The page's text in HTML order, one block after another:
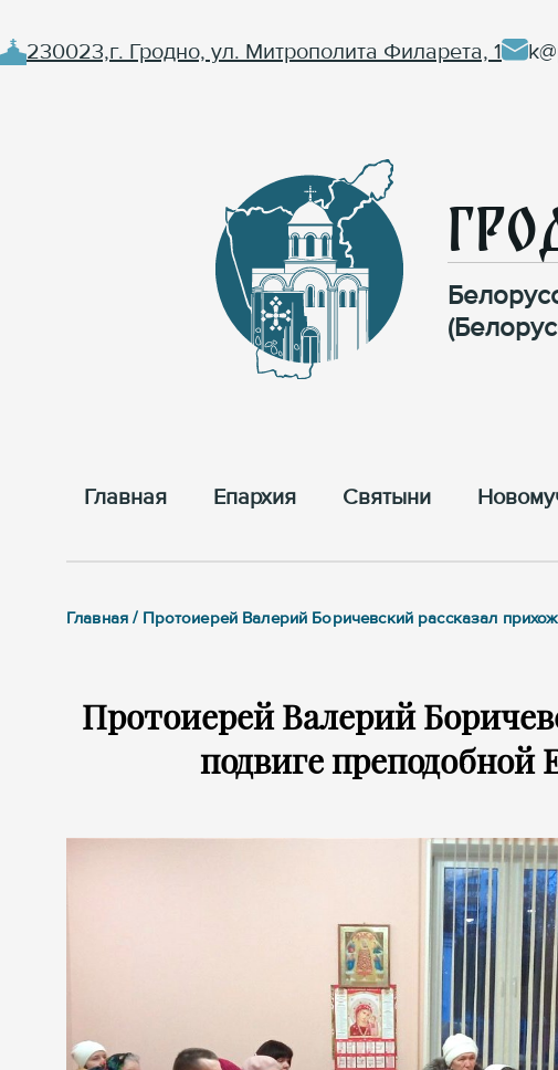
230023,г. Гродно, ул. Митрополита Филарета, 1
Главная Епархия Cвятыни
Главная / Протоиерей Валерий Боричевский рассказал
Протоиерей Валерий
подвиге